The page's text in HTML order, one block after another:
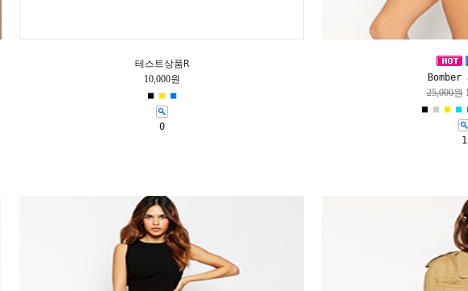
테스트상품R
10,000원
■ ■ ■
0
25,000원
■ ■ ■ ■
1